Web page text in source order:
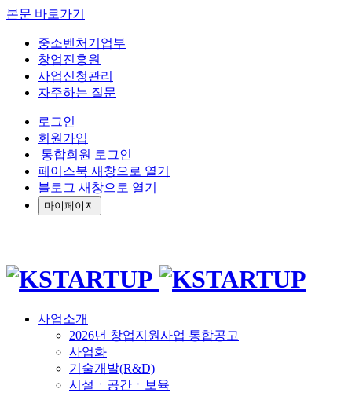
본문 바로가기
중소벤처기업부
창업진흥원
사업신청관리
자주하는 질문
로그인
회원가입
통합회원 로그인
페이스북 새창으로 열기
블로그 새창으로 열기
마이페이지
사업소개
2026년 창업지원사업 통합공고
사업화
기술개발(R&D)
시설ㆍ공간ㆍ보육